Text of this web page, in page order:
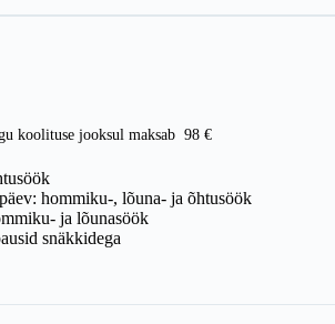
koolituse jooksul maksab 98 €
hommiku-, lõuna- ja õhtusöök
ja lõunasöök
snäkkidega